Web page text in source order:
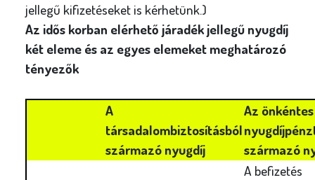
jellegű kifizetéseket is kérhetünk.)
Az idős korban elérhető járadék jellegű nyugdíj
két eleme és az egyes elemeket meghatározó
tényezők
A
társadalombiztosításból
származó nyugdíj
Az önkéntes
származó
A befizetés